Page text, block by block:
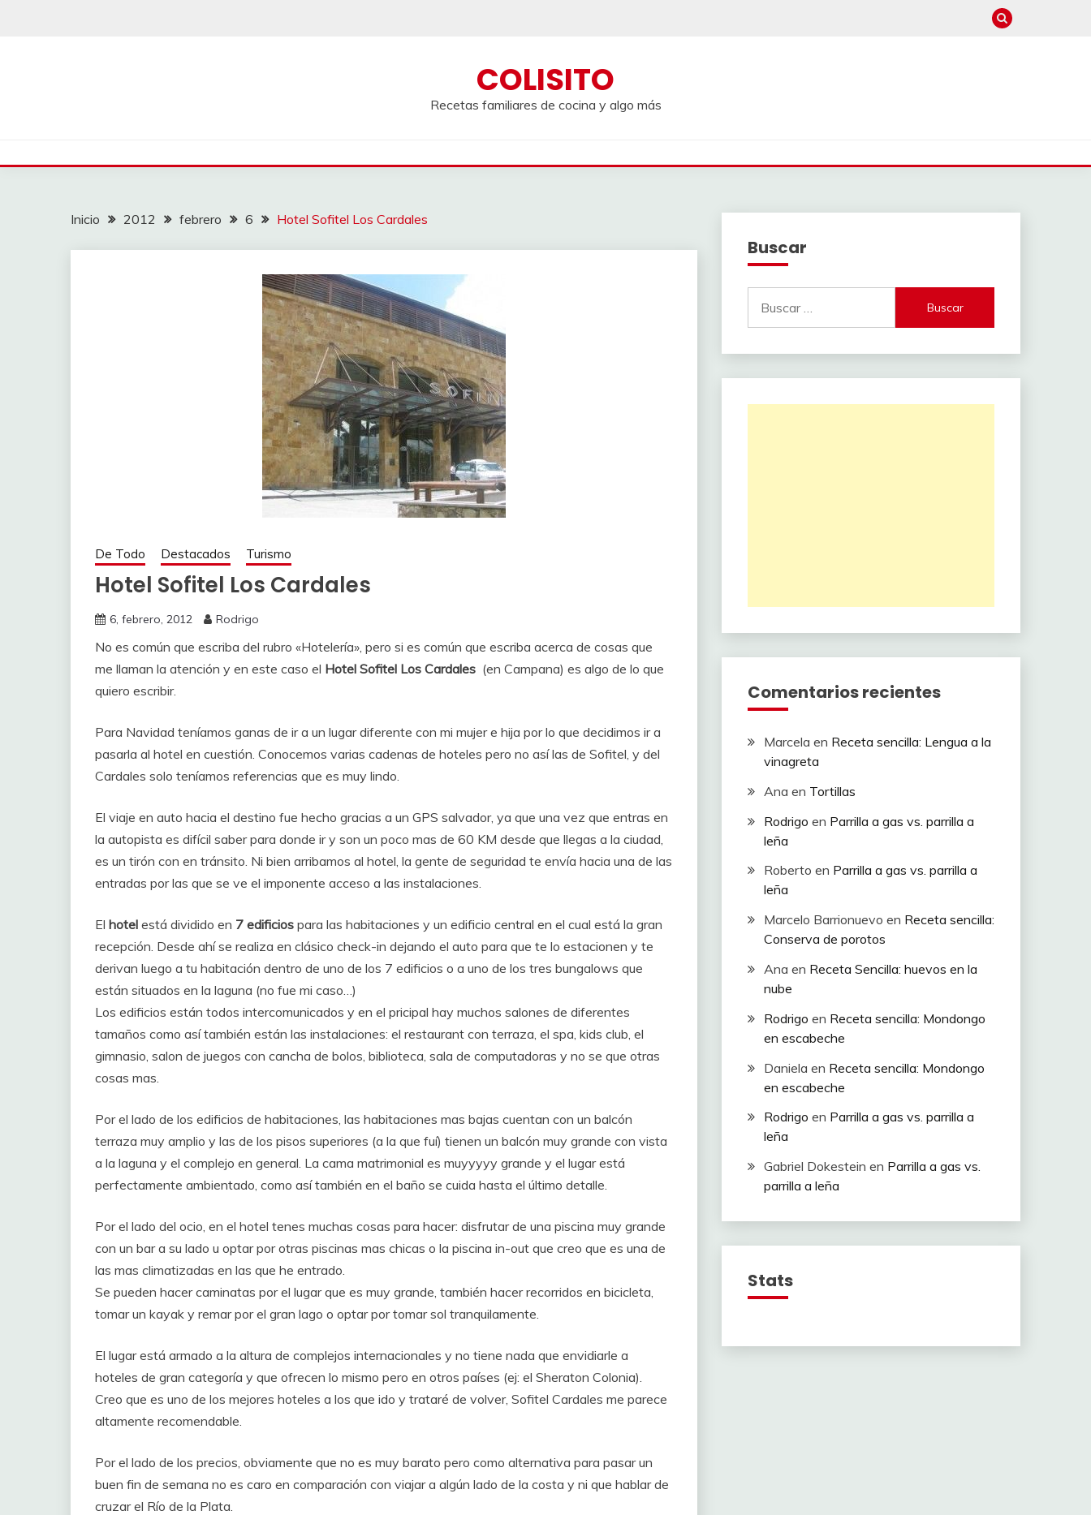
COLISITO
Recetas familiares de cocina y algo más
Inicio 2012 febrero 6 Hotel Sofitel Los Cardales
De Todo Destacados Turismo
Hotel Sofitel Los Cardales
6, febrero, 2012 Rodrigo
No es común que escriba del rubro «Hotelería», pero si es común que escriba acerca de cosas que
me llaman la atención y en este caso el Hotel Sofitel Los Cardales (en Campana) es algo de lo que
quiero escribir.
Para Navidad teníamos ganas de ir a un lugar diferente con mi mujer e hija por lo que decidimos ir a
pasarla al hotel en cuestión. Conocemos varias cadenas de hoteles pero no así las de Sofitel, y del
Cardales solo teníamos referencias que es muy lindo.
El viaje en auto hacia el destino fue hecho gracias a un GPS salvador, ya que una vez que entras en
la autopista es difícil saber para donde ir y son un poco mas de 60 KM desde que llegas a la ciudad,
es un tirón con en tránsito. Ni bien arribamos al hotel, la gente de seguridad te envía hacia una de las
entradas por las que se ve el imponente acceso a las instalaciones.
El hotel está dividido en 7 edificios para las habitaciones y un edificio central en el cual está la gran
recepción. Desde ahí se realiza en clásico check-in dejando el auto para que te lo estacionen y te
derivan luego a tu habitación dentro de uno de los 7 edificios o a uno de los tres bungalows que
están situados en la laguna (no fue mi caso…)
Los edificios están todos intercomunicados y en el pricipal hay muchos salones de diferentes
tamaños como así también están las instalaciones: el restaurant con terraza, el spa, kids club, el
gimnasio, salon de juegos con cancha de bolos, biblioteca, sala de computadoras y no se que otras
cosas mas.
Por el lado de los edificios de habitaciones, las habitaciones mas bajas cuentan con un balcón
terraza muy amplio y las de los pisos superiores (a la que fuí) tienen un balcón muy grande con vista
a la laguna y el complejo en general. La cama matrimonial es muyyyyy grande y el lugar está
perfectamente ambientado, como así también en el baño se cuida hasta el último detalle.
Por el lado del ocio, en el hotel tenes muchas cosas para hacer: disfrutar de una piscina muy grande
con un bar a su lado u optar por otras piscinas mas chicas o la piscina in-out que creo que es una de
las mas climatizadas en las que he entrado.
Se pueden hacer caminatas por el lugar que es muy grande, también hacer recorridos en bicicleta,
tomar un kayak y remar por el gran lago o optar por tomar sol tranquilamente.
El lugar está armado a la altura de complejos internacionales y no tiene nada que envidiarle a
hoteles de gran categoría y que ofrecen lo mismo pero en otros países (ej: el Sheraton Colonia).
Creo que es uno de los mejores hoteles a los que ido y trataré de volver, Sofitel Cardales me parece
altamente recomendable.
Por el lado de los precios, obviamente que no es muy barato pero como alternativa para pasar un
buen fin de semana no es caro en comparación con viajar a algún lado de la costa y ni que hablar de
cruzar el Río de la Plata.
Buscar
Comentarios recientes
Marcela en Receta sencilla: Lengua a la
vinagreta
Ana en Tortillas
Rodrigo en Parrilla a gas vs. parrilla a
leña
Roberto en Parrilla a gas vs. parrilla a
leña
Marcelo Barrionuevo en Receta sencilla:
Conserva de porotos
Ana en Receta Sencilla: huevos en la
nube
Rodrigo en Receta sencilla: Mondongo
en escabeche
Daniela en Receta sencilla: Mondongo
en escabeche
Rodrigo en Parrilla a gas vs. parrilla a
leña
Gabriel Dokestein en Parrilla a gas vs.
parrilla a leña
Stats